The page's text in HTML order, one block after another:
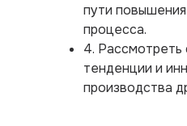
пути
процесса.
4.
тенденции и
производства